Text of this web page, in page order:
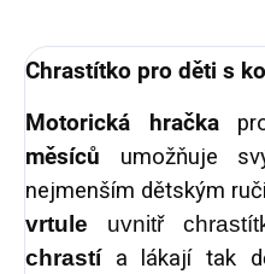
Chrastítko pro děti s
Motorická hračka
měsíců umožňuje
nejmenším dětským
vrtule uvnitř
chrastí a lákají tak